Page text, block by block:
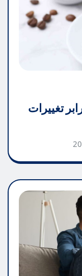
تغییرات